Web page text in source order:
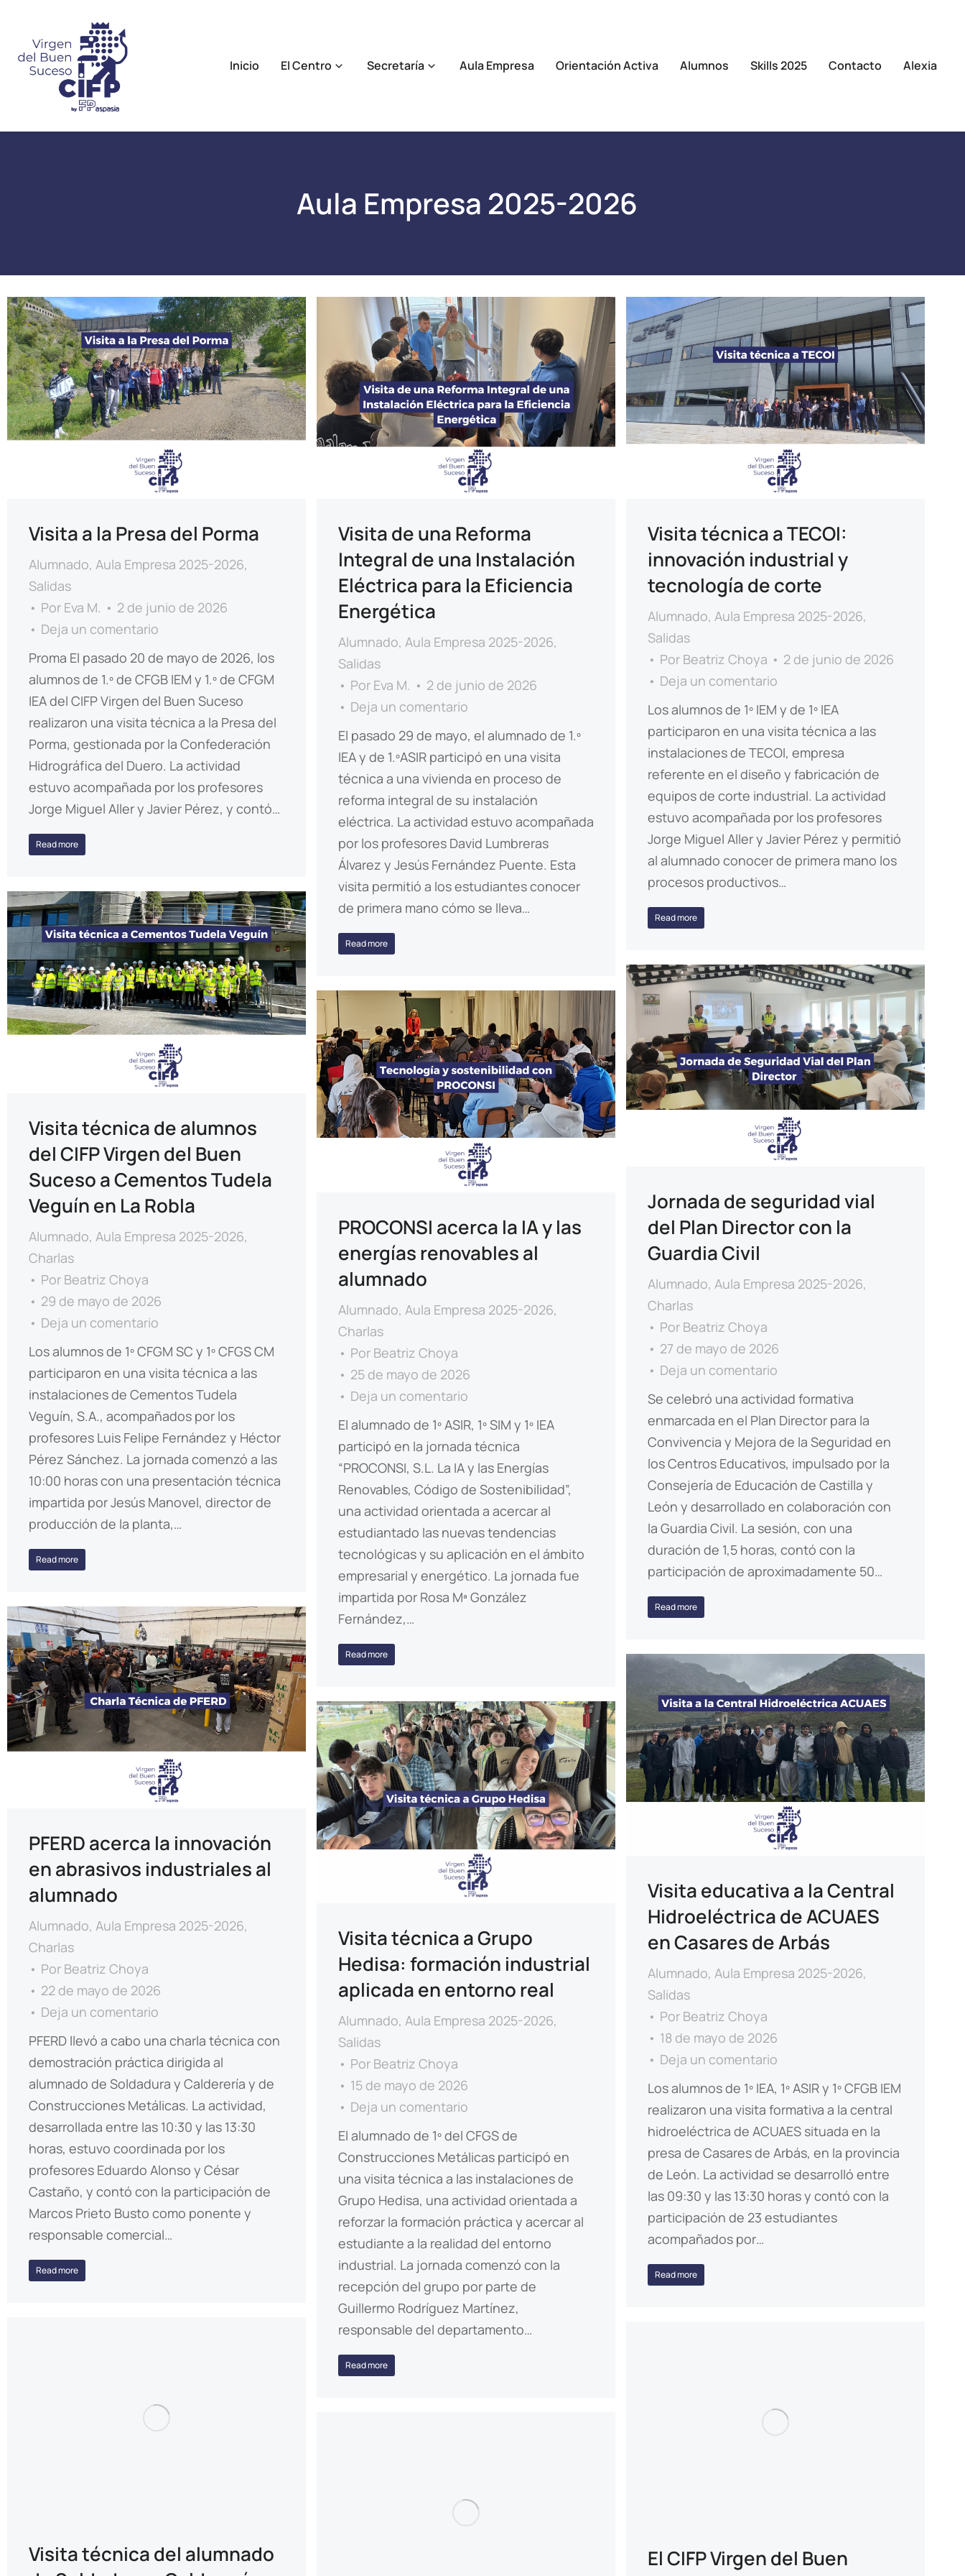
Inicio El Centro Secretaría Aula Empresa Orientación Activa Alumnos Skills 2025 Contacto Alexia
Aula Empresa 2025-2026
Visita a la Presa del Porma
Alumnado, Aula Empresa 2025-2026,
Salidas
Por Eva M.
2 de junio de 2026
Deja un comentario
Proma El pasado 20 de mayo de 2026, los
alumnos de 1.º de CFGB IEM y 1.º de CFGM
IEA del CIFP Virgen del Buen Suceso
realizaron una visita técnica a la Presa del
Porma, gestionada por la Confederación
Hidrográfica del Duero. La actividad
estuvo acompañada por los profesores
Jorge Miguel Aller y Javier Pérez, y contó…
Read more
Visita de una Reforma
Integral de una Instalación
Eléctrica para la Eficiencia
Energética
Alumnado, Aula Empresa 2025-2026,
Salidas
Por Eva M.
2 de junio de 2026
Deja un comentario
El pasado 29 de mayo, el alumnado de 1.º
IEA y de 1.ºASIR participó en una visita
técnica a una vivienda en proceso de
reforma integral de su instalación
eléctrica. La actividad estuvo acompañada
por los profesores David Lumbreras
Álvarez y Jesús Fernández Puente. Esta
visita permitió a los estudiantes conocer
de primera mano cómo se lleva…
Read more
Visita técnica a TECOI:
innovación industrial y
tecnología de corte
Alumnado, Aula Empresa 2025-2026,
Salidas
Por Beatriz Choya
2 de junio de 2026
Deja un comentario
Los alumnos de 1º IEM y de 1º IEA
participaron en una visita técnica a las
instalaciones de TECOI, empresa
referente en el diseño y fabricación de
equipos de corte industrial. La actividad
estuvo acompañada por los profesores
Jorge Miguel Aller y Javier Pérez y permitió
al alumnado conocer de primera mano los
procesos productivos…
Read more
Visita técnica de alumnos
del CIFP Virgen del Buen
Suceso a Cementos Tudela
Veguín en La Robla
Alumnado, Aula Empresa 2025-2026,
Charlas
Por Beatriz Choya
29 de mayo de 2026
Deja un comentario
Los alumnos de 1º CFGM SC y 1º CFGS CM
participaron en una visita técnica a las
instalaciones de Cementos Tudela
Veguín, S.A., acompañados por los
profesores Luis Felipe Fernández y Héctor
Pérez Sánchez. La jornada comenzó a las
10:00 horas con una presentación técnica
impartida por Jesús Manovel, director de
producción de la planta,…
Read more
Jornada de seguridad vial
del Plan Director con la
Guardia Civil
Alumnado, Aula Empresa 2025-2026,
Charlas
Por Beatriz Choya
27 de mayo de 2026
Deja un comentario
Se celebró una actividad formativa
enmarcada en el Plan Director para la
Convivencia y Mejora de la Seguridad en
los Centros Educativos, impulsado por la
Consejería de Educación de Castilla y
León y desarrollado en colaboración con
la Guardia Civil. La sesión, con una
duración de 1,5 horas, contó con la
participación de aproximadamente 50…
Read more
PROCONSI acerca la IA y las
energías renovables al
alumnado
Alumnado, Aula Empresa 2025-2026,
Charlas
Por Beatriz Choya
25 de mayo de 2026
Deja un comentario
El alumnado de 1º ASIR, 1º SIM y 1º IEA
participó en la jornada técnica
“PROCONSI, S.L. La IA y las Energías
Renovables, Código de Sostenibilidad”,
una actividad orientada a acercar al
estudiantado las nuevas tendencias
tecnológicas y su aplicación en el ámbito
empresarial y energético. La jornada fue
impartida por Rosa Mª González
Fernández,…
Read more
PFERD acerca la innovación
en abrasivos industriales al
alumnado
Alumnado, Aula Empresa 2025-2026,
Charlas
Por Beatriz Choya
22 de mayo de 2026
Deja un comentario
PFERD llevó a cabo una charla técnica con
demostración práctica dirigida al
alumnado de Soldadura y Calderería y de
Construcciones Metálicas. La actividad,
desarrollada entre las 10:30 y las 13:30
horas, estuvo coordinada por los
profesores Eduardo Alonso y César
Castaño, y contó con la participación de
Marcos Prieto Busto como ponente y
responsable comercial…
Read more
Visita educativa a la Central
Hidroeléctrica de ACUAES
en Casares de Arbás
Alumnado, Aula Empresa 2025-2026,
Salidas
Por Beatriz Choya
18 de mayo de 2026
Deja un comentario
Los alumnos de 1º IEA, 1º ASIR y 1º CFGB IEM
realizaron una visita formativa a la central
hidroeléctrica de ACUAES situada en la
presa de Casares de Arbás, en la provincia
de León. La actividad se desarrolló entre
las 09:30 y las 13:30 horas y contó con la
participación de 23 estudiantes
acompañados por…
Read more
Visita técnica a Grupo
Hedisa: formación industrial
aplicada en entorno real
Alumnado, Aula Empresa 2025-2026,
Salidas
Por Beatriz Choya
15 de mayo de 2026
Deja un comentario
El alumnado de 1º del CFGS de
Construcciones Metálicas participó en
una visita técnica a las instalaciones de
Grupo Hedisa, una actividad orientada a
reforzar la formación práctica y acercar al
estudiante a la realidad del entorno
industrial. La jornada comenzó con la
recepción del grupo por parte de
Guillermo Rodríguez Martínez,
responsable del departamento…
Read more
Visita técnica del alumnado
El CIFP Virgen del Buen